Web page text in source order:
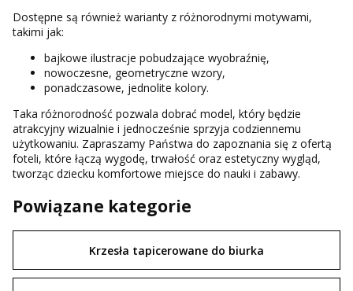
Dostępne są również warianty z różnorodnymi motywami,
takimi jak:
bajkowe ilustracje pobudzające wyobraźnię,
nowoczesne, geometryczne wzory,
ponadczasowe, jednolite kolory.
Taka różnorodność pozwala dobrać model, który będzie
atrakcyjny wizualnie i jednocześnie sprzyja codziennemu
użytkowaniu. Zapraszamy Państwa do zapoznania się z ofertą
foteli, które łączą wygodę, trwałość oraz estetyczny wygląd,
tworząc dziecku komfortowe miejsce do nauki i zabawy.
Powiązane kategorie
Krzesła tapicerowane do biurka